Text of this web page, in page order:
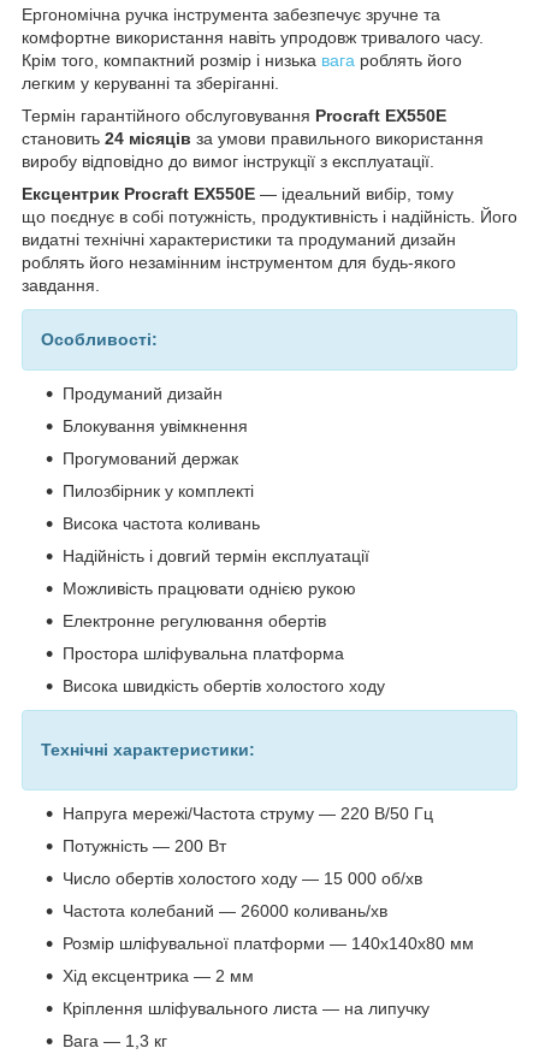
Ергономічна ручка інструмента забезпечує зручне та
комфортне використання навіть упродовж тривалого часу.
Крім того, компактний розмір і низька вага роблять його
легким у керуванні та зберіганні.
Термін гарантійного обслуговування Procraft EX550E
становить 24 місяців за умови правильного використання
виробу відповідно до вимог інструкції з експлуатації.
Ексцентрик Procraft EX550E — ідеальний вибір, тому
що поєднує в собі потужність, продуктивність і надійність. Його
видатні технічні характеристики та продуманий дизайн
роблять його незамінним інструментом для будь-якого
завдання.
Особливості:
Продуманий дизайн
Блокування увімкнення
Прогумований держак
Пилозбірник у комплекті
Висока частота коливань
Надійність і довгий термін експлуатації
Можливість працювати однією рукою
Електронне регулювання обертів
Простора шліфувальна платформа
Висока швидкість обертів холостого ходу
Технічні характеристики:
Напруга мережі/Частота струму — 220 В/50 Гц
Потужність — 200 Вт
Число обертів холостого ходу — 15 000 об/хв
Частота колебаний ― 26000 коливань/хв
Розмір шліфувальної платформи — 140х140х80 мм
Хід ексцентрика ― 2 мм
Кріплення шліфувального листа ― на липучку
Вага — 1,3 кг